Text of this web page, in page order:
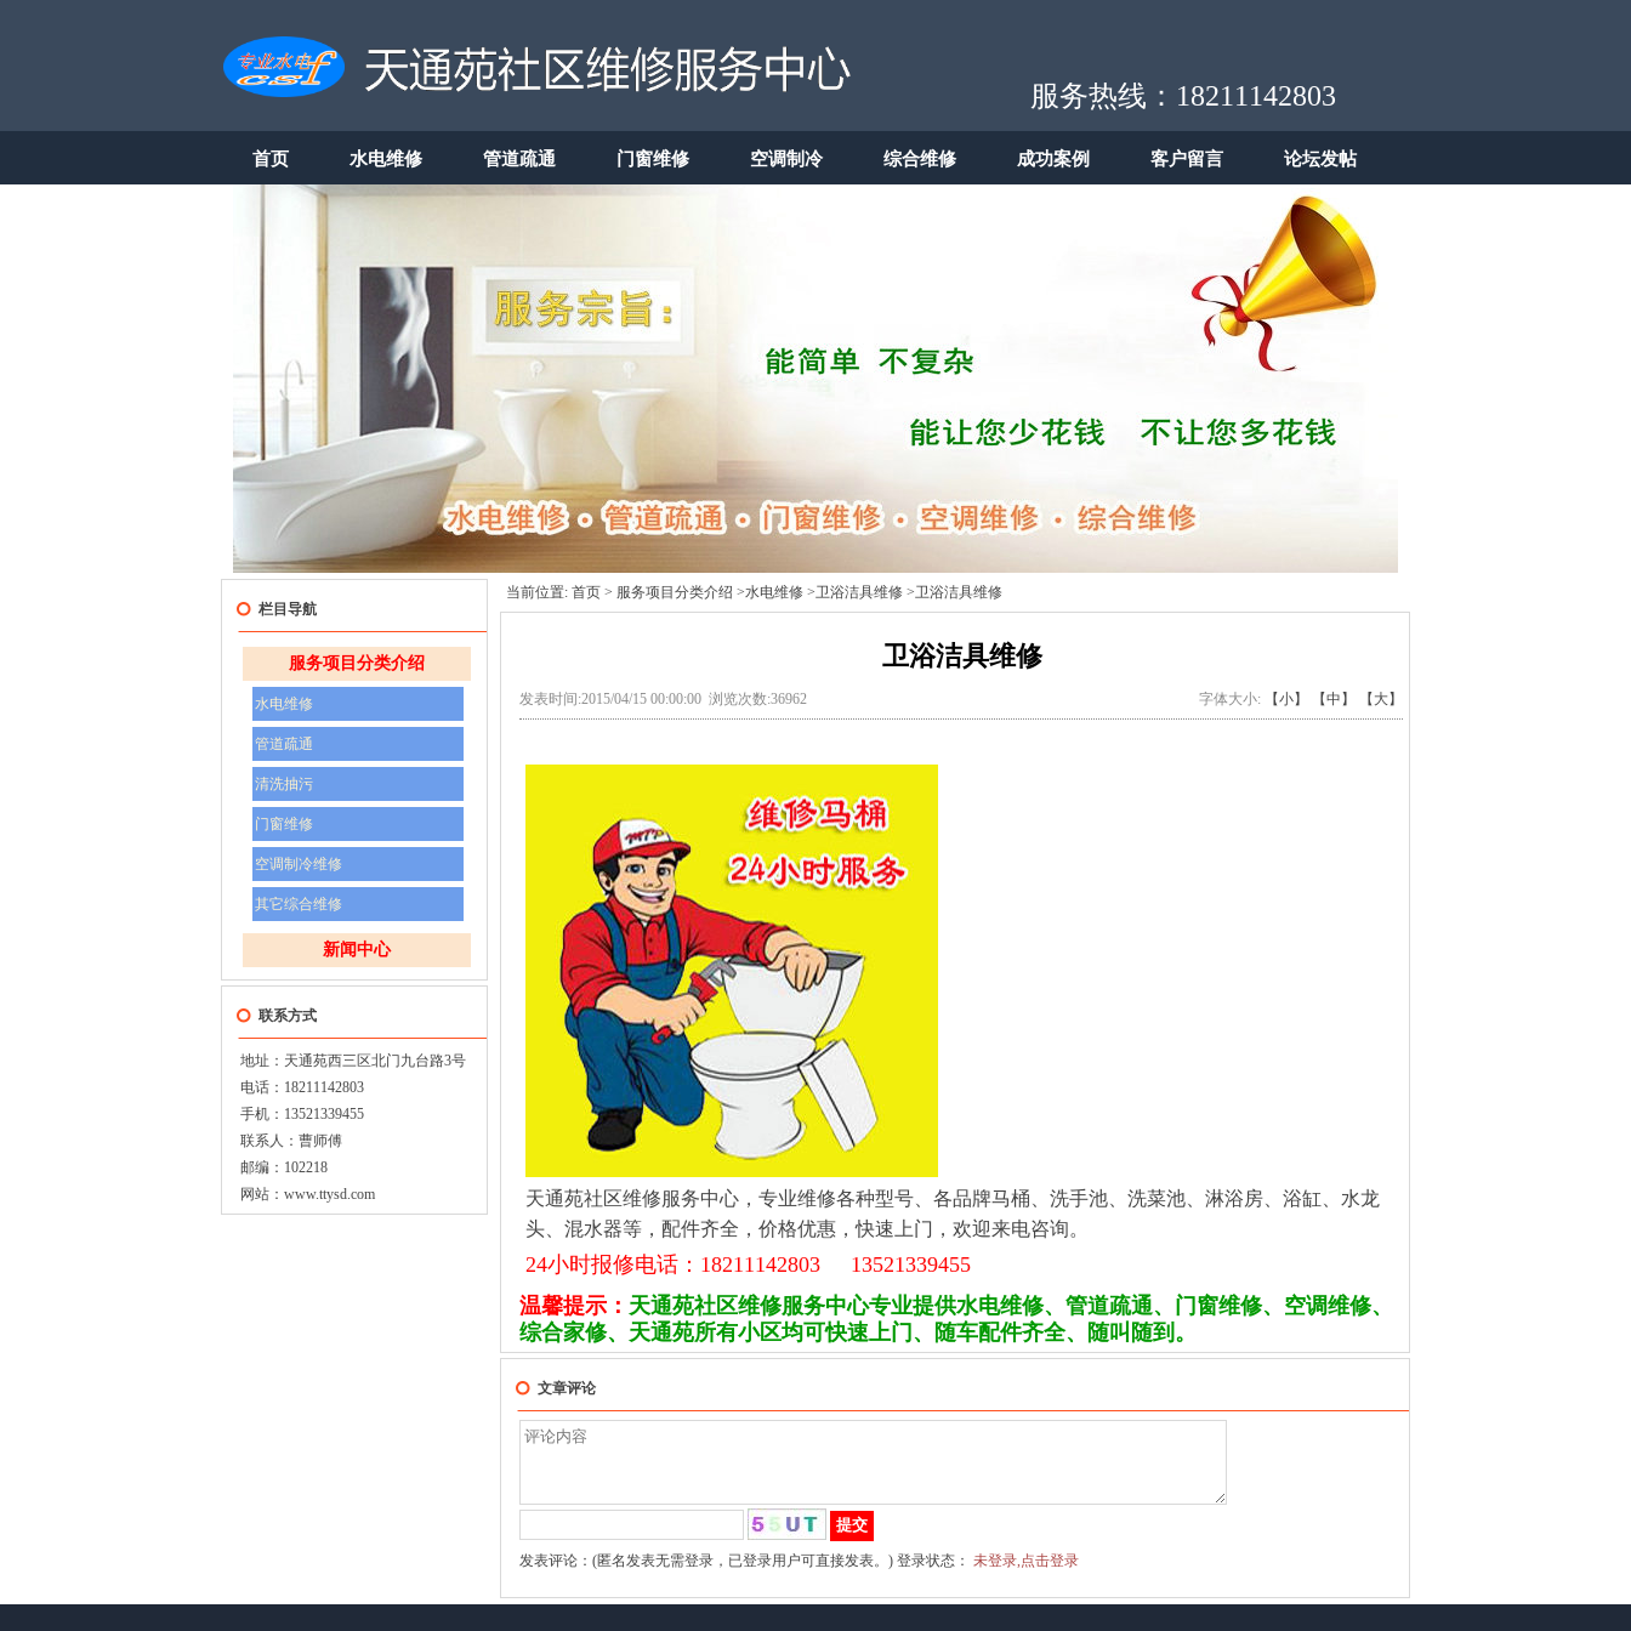
首页 水电维修 管道疏通 门窗维修 空调制冷 综合维修 成功案例 客户留言 论坛发帖
服务热线：18211142803
栏目导航
服务项目分类介绍
水电维修
管道疏通
清洗抽污
门窗维修
空调制冷维修
其它综合维修
新闻中心
联系方式
地址：天通苑西三区北门九台路3号
电话：18211142803
手机：13521339455
联系人：曹师傅
邮编：102218
网站： www.ttysd.com
当前位置: 首页 > 服务项目分类介绍 >水电维修 >卫浴洁具维修 >卫浴洁具维修
卫浴洁具维修
发表时间:2015/04/15 00:00:00 浏览次数:36962 字体大小: 【小】 【中】 【大】
天通苑社区维修服务中心，专业维修各种型号、各品牌马桶、洗手池、洗菜池、淋浴房、浴缸、水龙
头、混水器等，配件齐全，价格优惠，快速上门，欢迎来电咨询。
24小时报修电话：18211142803 13521339455
温馨提示： 天通苑社区维修服务中心专业提供水电维修、管道疏通、门窗维修、空调维修、
综合家修、天通苑所有小区均可快速上门、随车配件齐全、随叫随到。
文章评论
发表评论：(匿名发表无需登录，已登录用户可直接发表。) 登录状态： 未登录,点击登录